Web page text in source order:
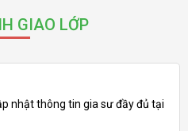
GIAO LỚP
nhật thông tin gia sư đầy đủ tại